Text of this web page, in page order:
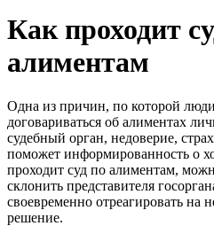
Как проходит
алиментам
Одна из причин, по которой
договариваться об алиментах
судебный орган, недоверие,
поможет информированность о
проходит суд по алиментам,
склонить представителя
своевременно отреагировать на
решение.